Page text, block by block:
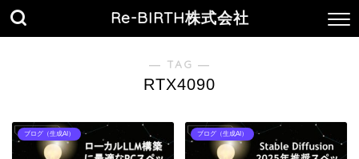
Re-BIRTH株式会社
― TAG ―
RTX4090
ブログ（生成AI） ブログ（生成AI）